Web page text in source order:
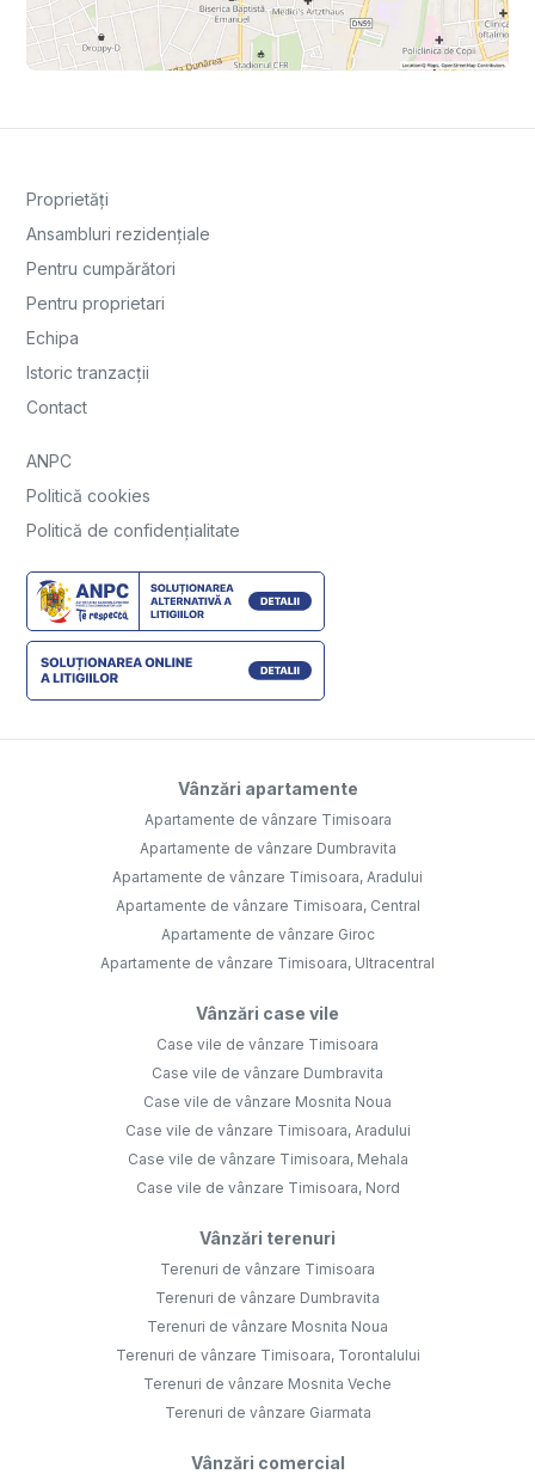
Proprietăți
Ansambluri rezidențiale
Pentru cumpărători
Pentru proprietari
Echipa
Istoric tranzacții
Contact
ANPC
Politică cookies
Politică de confidențialitate
Vânzări apartamente
Apartamente de vânzare Timisoara
Apartamente de vânzare Dumbravita
Apartamente de vânzare Timisoara, Aradului
Apartamente de vânzare Timisoara, Central
Apartamente de vânzare Giroc
Apartamente de vânzare Timisoara, Ultracentral
Vânzări case vile
Case vile de vânzare Timisoara
Case vile de vânzare Dumbravita
Case vile de vânzare Mosnita Noua
Case vile de vânzare Timisoara, Aradului
Case vile de vânzare Timisoara, Mehala
Case vile de vânzare Timisoara, Nord
Vânzări terenuri
Terenuri de vânzare Timisoara
Terenuri de vânzare Dumbravita
Terenuri de vânzare Mosnita Noua
Terenuri de vânzare Timisoara, Torontalului
Terenuri de vânzare Mosnita Veche
Terenuri de vânzare Giarmata
Vânzări comercial